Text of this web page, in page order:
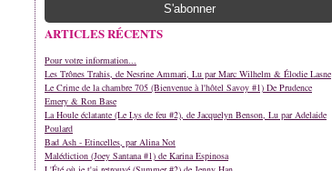
ARTICLES RÉCENTS
Pour votre information...
Les Trônes Trahis, de Nesrine Ammari, Lu par Marc Wilhelm & Élodie Lasne
Le Crime de la chambre 705 (Bienvenue à l'hôtel Savoy #1) De Prudence
Emery & Ron Base
La Houle éclatante (Le Lys de feu #2), de Jacquelyn Benson, Lu par Adelaide
Poulard
Bad Ash - Etincelles, par Alina Not
Malédiction (Joey Santana #1) de Karina Espinosa